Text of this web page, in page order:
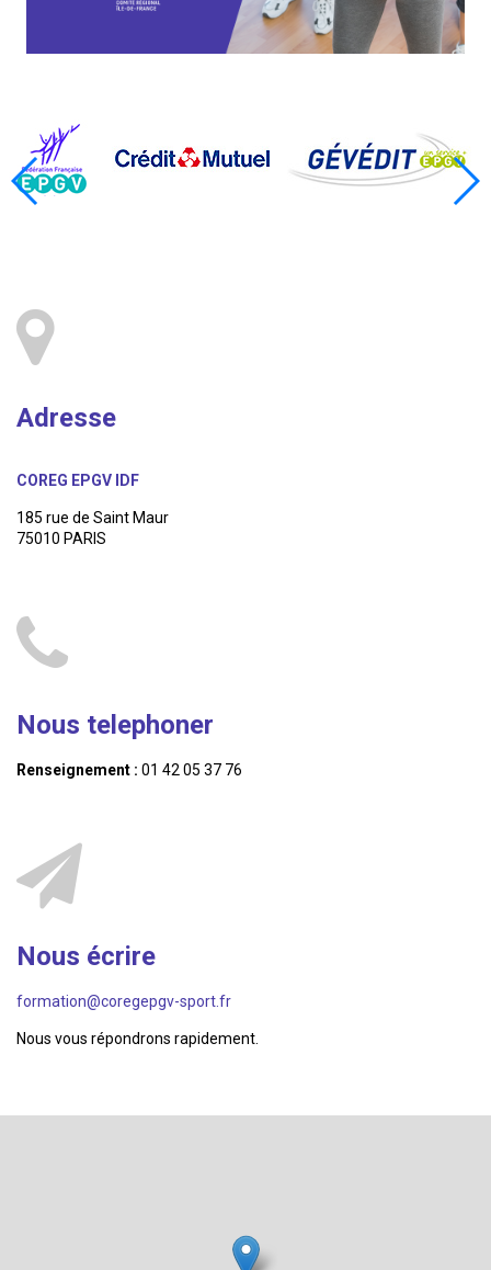
Adresse
COREG EPGV IDF
185 rue de Saint Maur
75010 PARIS
Nous telephoner
Renseignement : 01 42 05 37 76
Nous écrire
formation@coregepgv-sport.fr
Nous vous répondrons rapidement.